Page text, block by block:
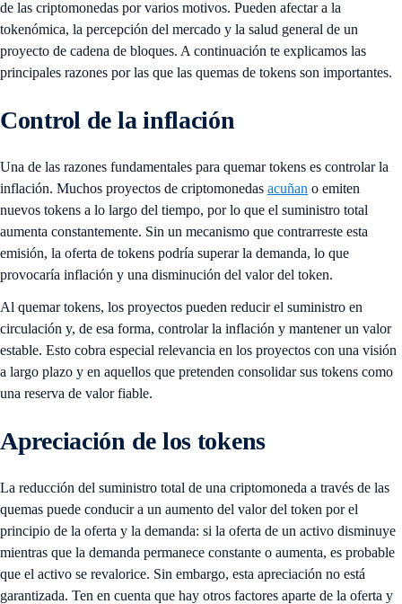
de las criptomonedas por varios motivos. Pueden afectar a la
tokenómica, la percepción del mercado y la salud general de un
proyecto de cadena de bloques. A continuación te explicamos las
principales razones por las que las quemas de tokens son importantes.
Control de la inflación
Una de las razones fundamentales para quemar tokens es controlar la
inflación. Muchos proyectos de criptomonedas acuñan o emiten
nuevos tokens a lo largo del tiempo, por lo que el suministro total
aumenta constantemente. Sin un mecanismo que contrarreste esta
emisión, la oferta de tokens podría superar la demanda, lo que
provocaría inflación y una disminución del valor del token.
Al quemar tokens, los proyectos pueden reducir el suministro en
circulación y, de esa forma, controlar la inflación y mantener un valor
estable. Esto cobra especial relevancia en los proyectos con una visión
a largo plazo y en aquellos que pretenden consolidar sus tokens como
una reserva de valor fiable.
Apreciación de los tokens
La reducción del suministro total de una criptomoneda a través de las
quemas puede conducir a un aumento del valor del token por el
principio de la oferta y la demanda: si la oferta de un activo disminuye
mientras que la demanda permanece constante o aumenta, es probable
que el activo se revalorice. Sin embargo, esta apreciación no está
garantizada. Ten en cuenta que hay otros factores aparte de la oferta y